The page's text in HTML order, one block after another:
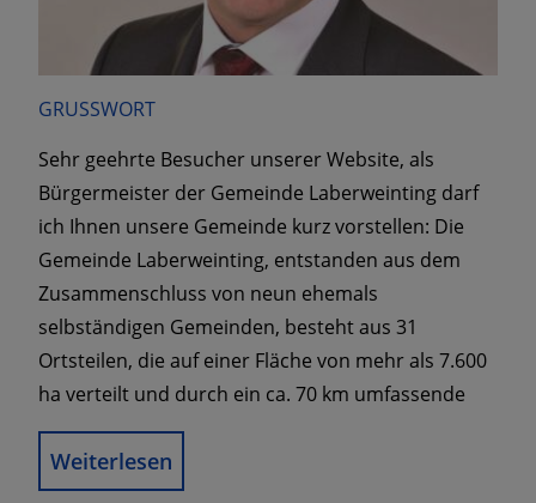
GRUSSWORT
Sehr geehrte Besucher unserer Website, als
Bürgermeister der Gemeinde Laberweinting darf
ich Ihnen unsere Gemeinde kurz vorstellen: Die
Gemeinde Laberweinting, entstanden aus dem
Zusammenschluss von neun ehemals
selbständigen Gemeinden, besteht aus 31
Ortsteilen, die auf einer Fläche von mehr als 7.600
ha verteilt und durch ein ca. 70 km umfassende
Weiterlesen